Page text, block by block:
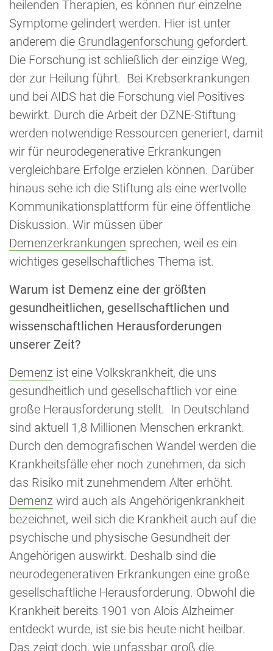
heilenden Therapien, es können nur einzelne
Symptome gelindert werden. Hier ist unter
anderem die Grundlagenforschung gefordert.
Die Forschung ist schließlich der einzige Weg,
der zur Heilung führt. Bei Krebserkrankungen
und bei AIDS hat die Forschung viel Positives
bewirkt. Durch die Arbeit der DZNE-Stiftung
werden notwendige Ressourcen generiert, damit
wir für neurodegenerative Erkrankungen
vergleichbare Erfolge erzielen können. Darüber
hinaus sehe ich die Stiftung als eine wertvolle
Kommunikationsplattform für eine öffentliche
Diskussion. Wir müssen über
Demenzerkrankungen sprechen, weil es ein
wichtiges gesellschaftliches Thema ist.
Warum ist Demenz eine der größten
gesundheitlichen, gesellschaftlichen und
wissenschaftlichen Herausforderungen
unserer Zeit?
Demenz ist eine Volkskrankheit, die uns
gesundheitlich und gesellschaftlich vor eine
große Herausforderung stellt. In Deutschland
sind aktuell 1,8 Millionen Menschen erkrankt.
Durch den demografischen Wandel werden die
Krankheitsfälle eher noch zunehmen, da sich
das Risiko mit zunehmendem Alter erhöht.
Demenz wird auch als Angehörigenkrankheit
bezeichnet, weil sich die Krankheit auch auf die
psychische und physische Gesundheit der
Angehörigen auswirkt. Deshalb sind die
neurodegenerativen Erkrankungen eine große
gesellschaftliche Herausforderung. Obwohl die
Krankheit bereits 1901 von Alois Alzheimer
entdeckt wurde, ist sie bis heute nicht heilbar.
Das zeigt doch, wie unfassbar groß die